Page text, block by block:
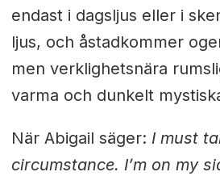
endast i dagsljus eller i
ljus, och åstadkommer
men verklighetsnära
varma och dunkelt
När Abigail säger: I must
circumstance. I’m on my